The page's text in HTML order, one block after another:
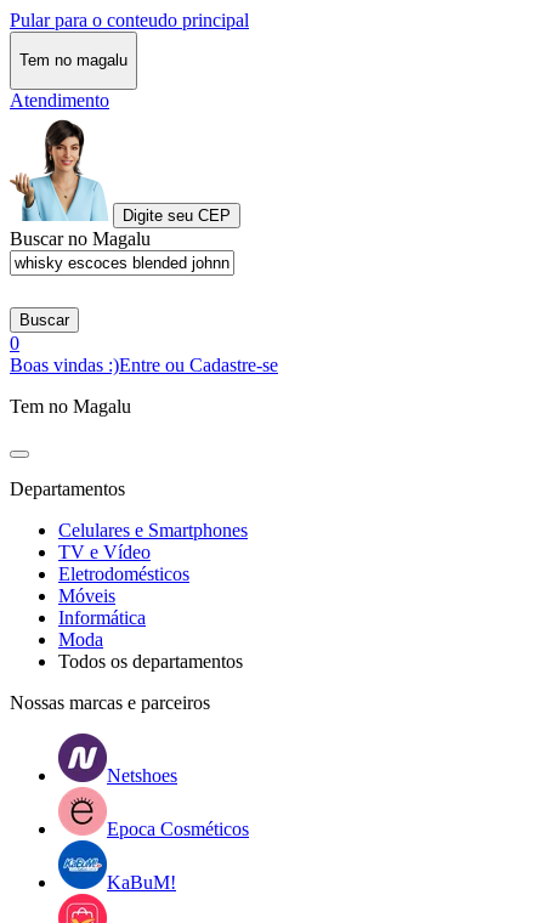
Pular para o conteudo principal
Tem no magalu
Atendimento
Digite seu CEP
Buscar no Magalu
Buscar
0
Boas vindas :)Entre ou Cadastre-se
Tem no Magalu
Departamentos
Celulares e Smartphones
TV e Vídeo
Eletrodomésticos
Móveis
Informática
Moda
Todos os departamentos
Nossas marcas e parceiros
Netshoes
Epoca Cosméticos
KaBuM!